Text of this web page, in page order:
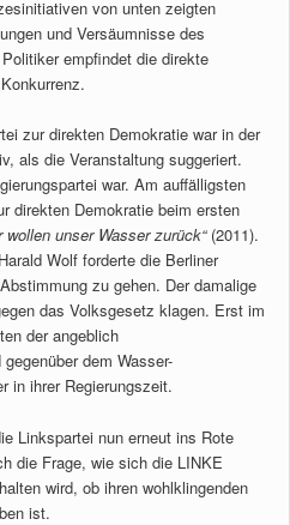
von unten zeigten
und Versäumnisse des
empfindet die direkte
zur direkten Demokratie war in der
als die Veranstaltung suggeriert.
war. Am auffälligsten
direkten Demokratie beim ersten
wollen unser Wasser zurück“(2011).
Wolf forderte die Berliner
zu gehen. Der damalige
das Volksgesetz klagen. Erst im
der angeblich
dem Wasser-
in ihrer Regierungszeit.
Linkspartei nun erneut ins Rote
die Frage, wie sich die LINKE
wird, ob ihren wohlklingenden
ist.